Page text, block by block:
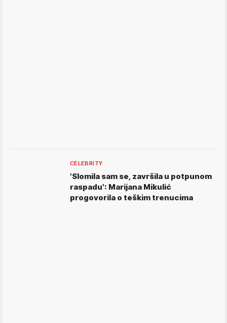
CELEBRITY
'Slomila sam se, završila u potpunom
raspadu': Marijana Mikulić
progovorila o teškim trenucima